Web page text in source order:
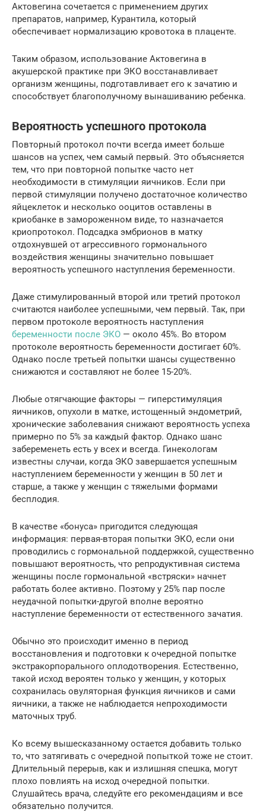
Актовегина сочетается с применением других
препаратов, например, Курантила, который
обеспечивает нормализацию кровотока в плаценте.
Таким образом, использование Актовегина в
акушерской практике при ЭКО восстанавливает
организм женщины, подготавливает его к зачатию и
способствует благополучному вынашиванию ребенка.
Вероятность успешного протокола
Повторный протокол почти всегда имеет больше
шансов на успех, чем самый первый. Это объясняется
тем, что при повторной попытке часто нет
необходимости в стимуляции яичников. Если при
первой стимуляции получено достаточное количество
яйцеклеток и несколько ооцитов оставлены в
криобанке в замороженном виде, то назначается
криопротокол. Подсадка эмбрионов в матку
отдохнувшей от агрессивного гормонального
воздействия женщины значительно повышает
вероятность успешного наступления беременности.
Даже стимулированный второй или третий протокол
считаются наиболее успешными, чем первый. Так, при
первом протоколе вероятность наступления
беременности после ЭКО — около 45%. Во втором
протоколе вероятность беременности достигает 60%.
Однако после третьей попытки шансы существенно
снижаются и составляют не более 15-20%.
Любые отягчающие факторы — гиперстимуляция
яичников, опухоли в матке, истощенный эндометрий,
хронические заболевания снижают вероятность успеха
примерно по 5% за каждый фактор. Однако шанс
забеременеть есть у всех и всегда. Гинекологам
известны случаи, когда ЭКО завершается успешным
наступлением беременности у женщин в 50 лет и
старше, а также у женщин с тяжелыми формами
бесплодия.
В качестве «бонуса» пригодится следующая
информация: первая-вторая попытки ЭКО, если они
проводились с гормональной поддержкой, существенно
повышают вероятность, что репродуктивная система
женщины после гормональной «встряски» начнет
работать более активно. Поэтому у 25% пар после
неудачной попытки-другой вполне вероятно
наступление беременности от естественного зачатия.
Обычно это происходит именно в период
восстановления и подготовки к очередной попытке
экстракорпорального оплодотворения. Естественно,
такой исход вероятен только у женщин, у которых
сохранилась овуляторная функция яичников и сами
яичники, а также не наблюдается непроходимости
маточных труб.
Ко всему вышесказанному остается добавить только
то, что затягивать с очередной попыткой тоже не стоит.
Длительный перерыв, как и излишняя спешка, могут
плохо повлиять на исход очередной попытки.
Слушайтесь врача, следуйте его рекомендациям и все
обязательно получится.